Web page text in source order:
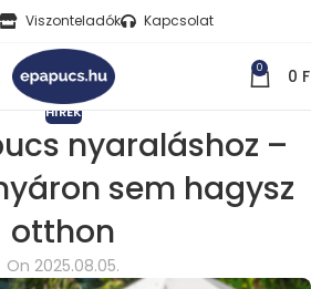
Viszonteladók Kapcsolat
0 0
HÍREK
nyaraláshoz –
sem hagysz
otthon
On 2025.08.05.